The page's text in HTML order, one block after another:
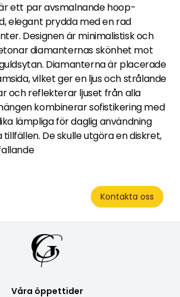
ett par avsmalnande hoop-
elegant prydda med en rad
Designen är minimalistisk och
diamanternas skönhet mot
Diamanterna är placerade
vilket ger en ljus och strålande
och reflekterar ljuset från alla
kombinerar sofistikering med
lämpliga för daglig användning
De skulle utgöra en diskret,
Kontakta oss
Våra öppettider